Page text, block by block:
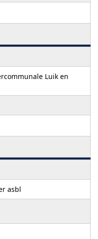
Luik en
asbl